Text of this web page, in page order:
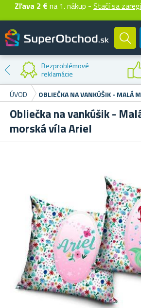
Zľava 2 € na 1. nákup - Stačí sa
Bezproblémové
reklamácie
ÚVOD
OBLIEČKA NA VANKÚŠIK - MALÁ
Obliečka na vankúšik -
morská víla Ariel